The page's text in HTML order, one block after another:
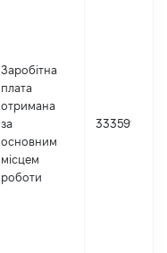
Заробітна
плата
отримана
за
основним
місцем
роботи
333591